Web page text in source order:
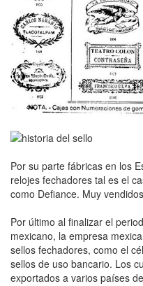
Por su parte fábricas en los
relojes fechadores tal es el
como Defiance. Muy
Por último al finalizar el
mexicano, la empresa
sellos fechadores, como el
sellos de uso bancario. Los
exportados a varios países